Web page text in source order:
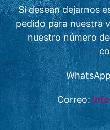
Si desean dejarnos
pedido para nuestra
nuestro número
Correo: